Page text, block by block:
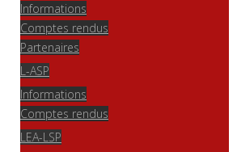
Informations
Comptes rendus
Partenaires
L-ASP
Informations
Comptes rendus
LEA-LSP